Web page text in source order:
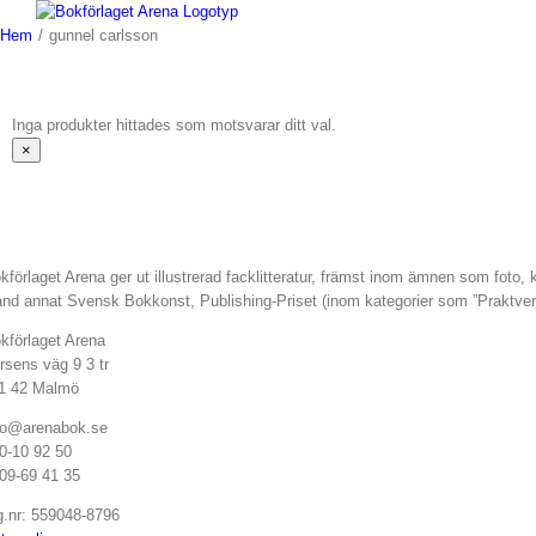
Fortsätt
till
Hem / gunnel carlsson
Inga produkter hittades som motsvarar ditt val.
Stäng
snabbvy
×
Arena ger ut illustrerad facklitteratur, främst inom ämnen som
annat Svensk Bokkonst, Publishing-Priset (inom kategorier som
Arena
väg 9 3 tr
42 Malmö
10 92 50
69 41 35
559048-8796